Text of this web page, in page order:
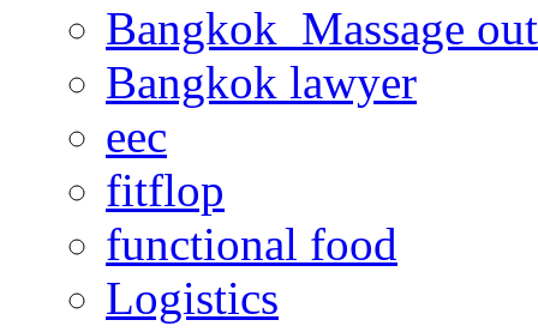
Bangkok Massage
Bangkok lawyer
eec
fitflop
functional food
Logistics